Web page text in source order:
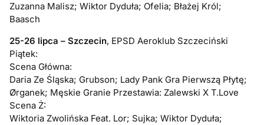
Zuzanna Malisz; Wiktor Dyduła; Ofelia; Błażej Król;
Baasch
25-26 lipca – Szczecin, EPSD Aeroklub Szczeciński
Piątek:
Scena Główna:
Daria Ze Śląska; Grubson; Lady Pank Gra Pierwszą Płytę;
Ørganek; Męskie Granie Przestawia: Zalewski X T.Love
Scena Ż:
Wiktoria Zwolińska Feat. Lor; Sujka; Wiktor Dyduła;